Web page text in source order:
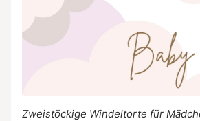
Zweistöckige Windeltorte für